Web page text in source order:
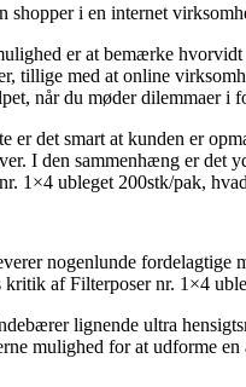
shopper i en internet
er at bemærke
tillige med at online
når du møder dilemmaer i
er det smart at kunden er
I den sammenhæng er det
1×4 ubleget 200stk/pak,
nogenlunde fordelagtige
kritik af Filterposer nr. 1×4
lignende ultra
mulighed for at udforme en